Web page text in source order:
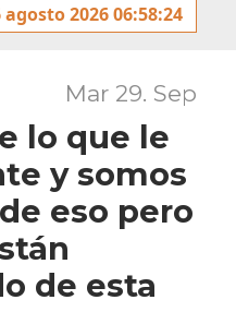
2026 06:58:24
Mar 29. Sep
lo que le
y somos
eso pero
de esta